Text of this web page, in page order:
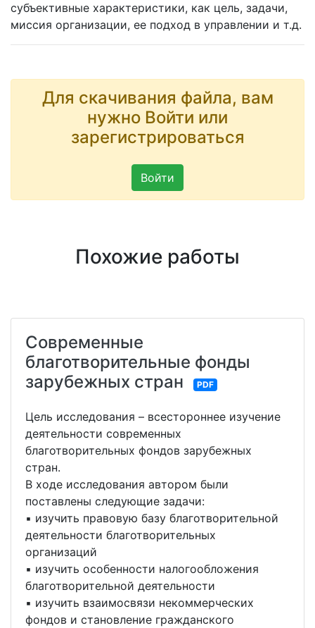
субъективные характеристики, как цель, задачи,
миссия организации, ее подход в управлении и т.д.
Для скачивания файла, вам
нужно Войти или
зарегистрироваться
Войти
Похожие работы
Современные
благотворительные фонды
зарубежных стран
PDF
Цель исследования – всестороннее изучение
деятельности современных
благотворительных фондов зарубежных
стран.
В ходе исследования автором были
поставлены следующие задачи:
▪ изучить правовую базу благотворительной
деятельности благотворительных
организаций
▪ изучить особенности налогообложения
благотворительной деятельности
▪ изучить взаимосвязи некоммерческих
фондов и становление гражданского